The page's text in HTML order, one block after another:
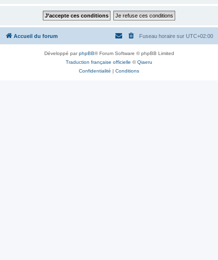
Accueil du forum Fuseau horaire sur UTC+02:00
Développé parphpBB® Forum Software © phpBB Limited
Traduction française officielle ©Qiaeru
Confidentialité | Conditions